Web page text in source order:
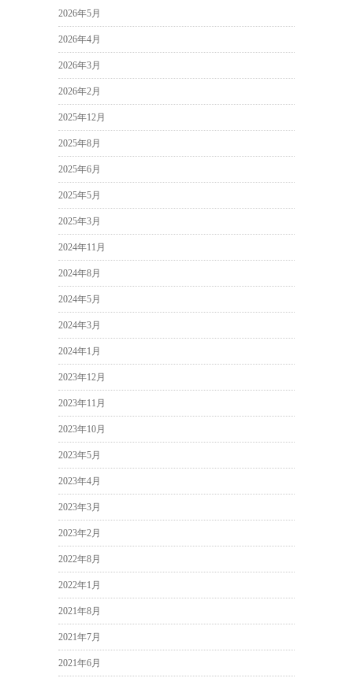
2026年5月
2026年4月
2026年3月
2026年2月
2025年12月
2025年8月
2025年6月
2025年5月
2025年3月
2024年11月
2024年8月
2024年5月
2024年3月
2024年1月
2023年12月
2023年11月
2023年10月
2023年5月
2023年4月
2023年3月
2023年2月
2022年8月
2022年1月
2021年8月
2021年7月
2021年6月